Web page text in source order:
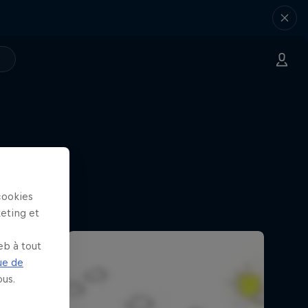
défis
et
à tout
de